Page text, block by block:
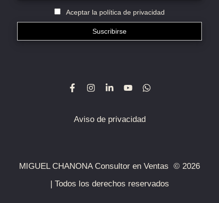
Aceptar la política de privacidad
Aviso de privacidad
MIGUEL CHANONA Consultor en Ventas © 2026
| Todos los derechos reservados